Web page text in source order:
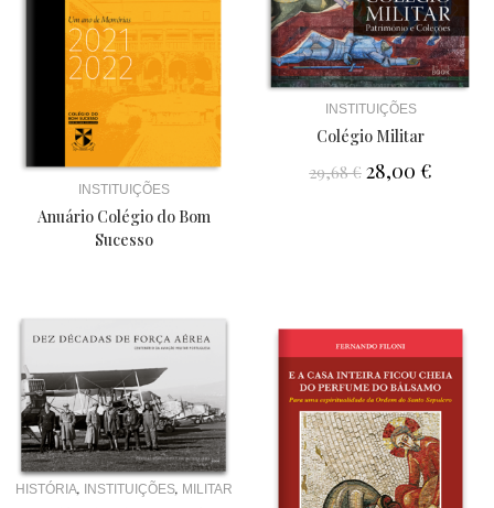
INSTITUIÇÕES
Anuário Colégio do Bom
Sucesso
INSTITUIÇÕES
Colégio Militar
29,68€ 28,00 €
HISTÓRIA, INSTITUIÇÕES, MILITAR